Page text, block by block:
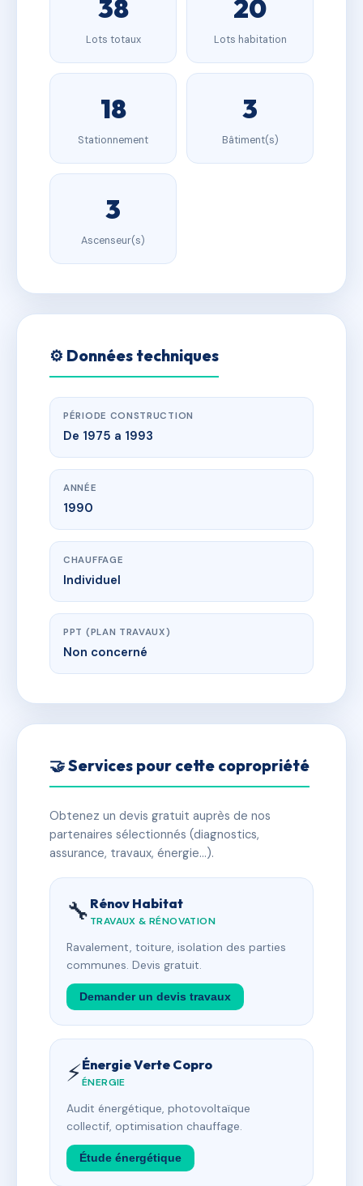
38
Lots totaux
20
Lots habitation
18
Stationnement
3
Bâtiment(s)
3
Ascenseur(s)
⚙️ Données techniques
PÉRIODE CONSTRUCTION
De 1975 a 1993
ANNÉE
1990
CHAUFFAGE
Individuel
PPT (PLAN TRAVAUX)
Non concerné
🤝 Services pour cette copropriété
Obtenez un devis gratuit auprès de nos
partenaires sélectionnés (diagnostics,
assurance, travaux, énergie…).
🔧 Rénov Habitat
TRAVAUX & RÉNOVATION
Ravalement, toiture, isolation des parties
communes. Devis gratuit.
Demander un devis travaux
⚡Énergie Verte Copro
ÉNERGIE
Audit énergétique, photovoltaïque
collectif, optimisation chauffage.
Étude énergétique